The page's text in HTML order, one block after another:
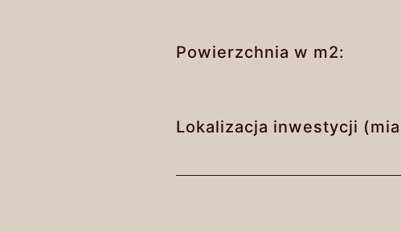
Powierzchnia w m2:
Lokalizacja inwestycji